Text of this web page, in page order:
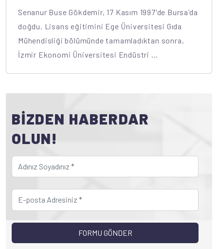
Senanur Buse Gökdemir, 17 Kasım 1997'de Bursa’da
doğdu. Lisans eğitimini Ege Üniversitesi Gıda
Mühendisliği bölümünde tamamladıktan sonra,
İzmir Ekonomi Üniversitesi Endüstri ...
BİZDEN HABERDAR
OLUN!